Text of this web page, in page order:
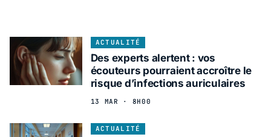
ACTUALITÉ
Des experts alertent : vos
écouteurs pourraient accroître le
risque d’infections auriculaires
13 MAR · 8H00
ACTUALITÉ